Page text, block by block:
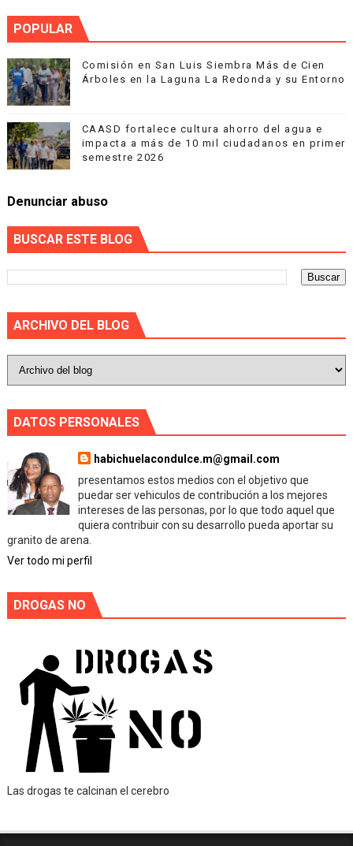
POPULAR
Comisión en San Luis Siembra Más de Cien
Árboles en la Laguna La Redonda y su Entorno
CAASD fortalece cultura ahorro del agua e
impacta a más de 10 mil ciudadanos en primer
semestre 2026
Denunciar abuso
BUSCAR ESTE BLOG
ARCHIVO DEL BLOG
DATOS PERSONALES
habichuelacondulce.m@gmail.com
presentamos estos medios con el objetivo que
puedar ser vehiculos de contribución a los mejores
intereses de las personas, por lo que todo aquel que
quiera contribuir con su desarrollo pueda aportar su
granito de arena.
Ver todo mi perfil
DROGAS NO
Las drogas te calcinan el cerebro